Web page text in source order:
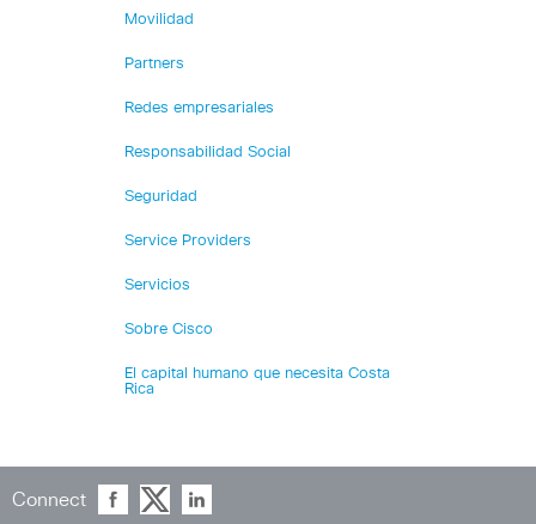
Movilidad
Partners
Redes empresariales
Responsabilidad Social
Seguridad
Service Providers
Servicios
Sobre Cisco
El capital humano que necesita Costa
Rica
Connect